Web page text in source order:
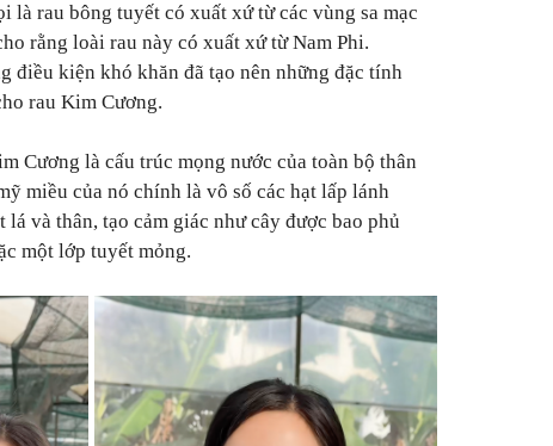
là rau bông tuyết có xuất xứ từ các vùng sa mạc
rằng loài rau này có xuất xứ từ Nam Phi.
điều kiện khó khăn đã tạo nên những đặc tính
rau Kim Cương.
Cương là cấu trúc mọng nước của toàn bộ thân
miều của nó chính là vô số các hạt lấp lánh
và thân, tạo cảm giác như cây được bao phủ
một lớp tuyết mỏng.